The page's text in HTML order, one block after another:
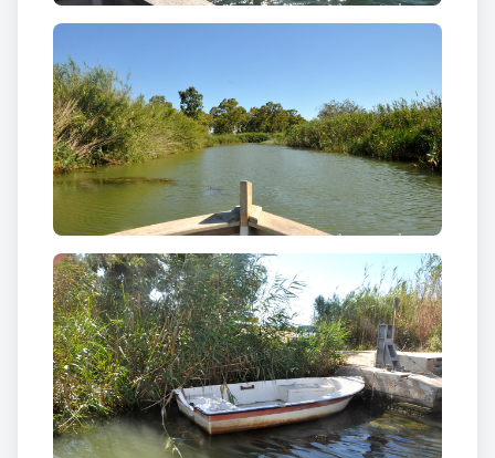
Un cop a Migjorn es pot accedir a la
Violíper contemplar uns aiguamolls recuperats i
una gran colònia d’aus. Aquest espai natural amb
una superfície de 63’5 hectàrees era una antiga
zona humida que formava part de la llacuna de
l’Alfacada i que va ser dessecada per convertir-la en
arrossars. Ara hi trobareu diverses llacunes, una
zona d’aiguamolls, camins per recórrer la zona, un
mirador, un observatori ornitològic tancat i
itineraris dissenyats per gaudir de les aus i del
paisatge.
Text: Turisme de Sant Jaume d’Enveja